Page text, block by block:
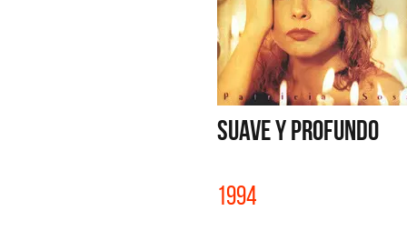
SUAVE Y PROFUNDO
1994